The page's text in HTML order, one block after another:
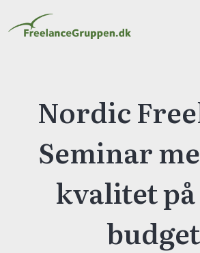
Nordic
Seminar
kvalitet
budget